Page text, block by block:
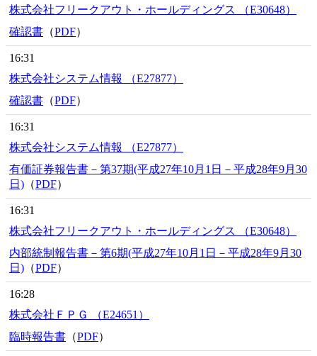
株式会社フリークアウト・ホールディングス （E30648）
確認書 （PDF）
16:31
株式会社システム情報 （E27877）
確認書 （PDF）
16:31
株式会社システム情報 （E27877）
有価証券報告書－第37期(平成27年10月1日－平成28年9月30
日) （PDF）
16:31
株式会社フリークアウト・ホールディングス （E30648）
内部統制報告書－第6期(平成27年10月1日－平成28年9月30
日) （PDF）
16:28
株式会社ＦＰＧ （E24651）
臨時報告書 （PDF）